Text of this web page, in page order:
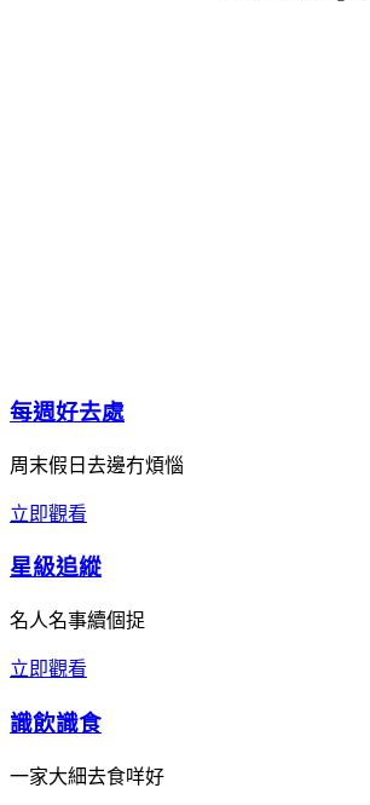
每週好去處
周末假日去邊冇煩惱
立即觀看
星級追縱
名人名事續個捉
立即觀看
識飲識食
一家大細去食咩好